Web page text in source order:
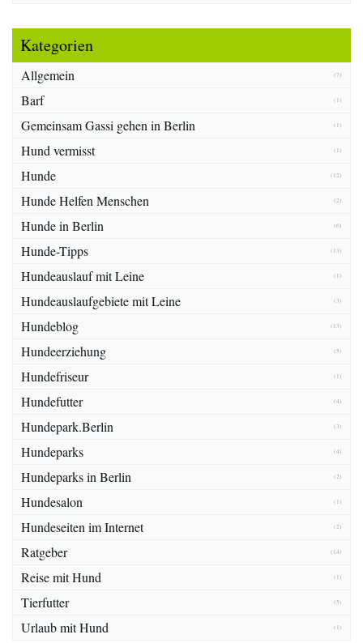
Kategorien
Allgemein (7)
Barf (1)
Gemeinsam Gassi gehen in Berlin (1)
Hund vermisst (1)
Hunde (12)
Hunde Helfen Menschen (2)
Hunde in Berlin (6)
Hunde-Tipps (13)
Hundeauslauf mit Leine (1)
Hundeauslaufgebiete mit Leine (3)
Hundeblog (13)
Hundeerziehung (5)
Hundefriseur (1)
Hundefutter (4)
Hundepark.Berlin (3)
Hundeparks (4)
Hundeparks in Berlin (2)
Hundesalon (1)
Hundeseiten im Internet (2)
Ratgeber (14)
Reise mit Hund (1)
Tierfutter (5)
Urlaub mit Hund (1)